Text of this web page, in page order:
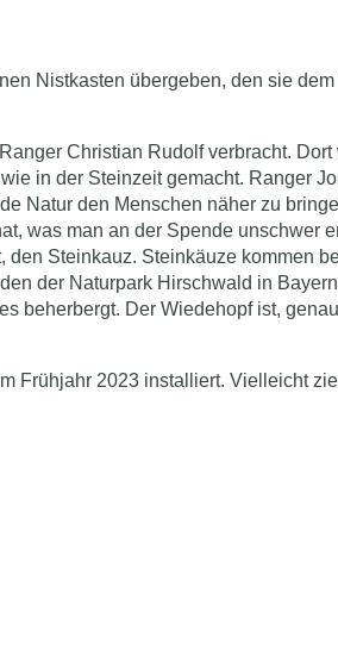
Nistkasten übergeben, den sie
Christian Rudolf verbracht.
in der Steinzeit gemacht. Ranger
Natur den Menschen näher zu
was man an der Spende unschwer
Steinkauz. Steinkäuze kommen
der Naturpark Hirschwald in
beherbergt. Der Wiedehopf ist,
Frühjahr 2023 installiert. Vielleicht